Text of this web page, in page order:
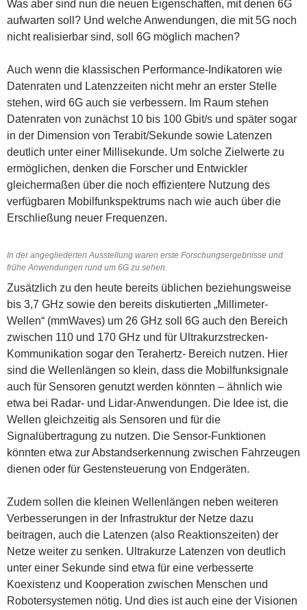
Was aber sind nun die neuen Eigenschaften, mit denen 6G
aufwarten soll? Und welche Anwendungen, die mit 5G noch
nicht realisierbar sind, soll 6G möglich machen?
Auch wenn die klassischen Performance-Indikatoren wie
Datenraten und Latenzzeiten nicht mehr an erster Stelle
stehen, wird 6G auch sie verbessern. Im Raum stehen
Datenraten von zunächst 10 bis 100 Gbit/s und später sogar
in der Dimension von Terabit/Sekunde sowie Latenzen
deutlich unter einer Millisekunde. Um solche Zielwerte zu
ermöglichen, denken die Forscher und Entwickler
gleichermaßen über die noch effizientere Nutzung des
verfügbaren Mobilfunkspektrums nach wie auch über die
Erschließung neuer Frequenzen.
In der angegliederten Ausstellung waren erste Forschungsergebnisse und
frühe Anwendungen rund um 6G zu sehen.
Zusätzlich zu den heute bereits üblichen beziehungsweise
bis 3,7 GHz sowie den bereits diskutierten „Millimeter-
Wellen“ (mmWaves) um 26 GHz soll 6G auch den Bereich
zwischen 110 und 170 GHz und für Ultrakurzstrecken-
Kommunikation sogar den Terahertz- Bereich nutzen. Hier
sind die Wellenlängen so klein, dass die Mobilfunksignale
auch für Sensoren genutzt werden könnten – ähnlich wie
etwa bei Radar- und Lidar-Anwendungen. Die Idee ist, die
Wellen gleichzeitig als Sensoren und für die
Signalübertragung zu nutzen. Die Sensor-Funktionen
könnten etwa zur Abstandserkennung zwischen Fahrzeugen
dienen oder für Gestensteuerung von Endgeräten.
Zudem sollen die kleinen Wellenlängen neben weiteren
Verbesserungen in der Infrastruktur der Netze dazu
beitragen, auch die Latenzen (also Reaktionszeiten) der
Netze weiter zu senken. Ultrakurze Latenzen von deutlich
unter einer Sekunde sind etwa für eine verbesserte
Koexistenz und Kooperation zwischen Menschen und
Robotersystemen nötig. Und dies ist auch eine der Visionen